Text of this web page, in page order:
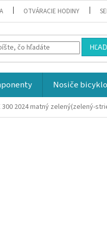
OTVÁRACIE HODINY
Nosiče
300 2024matný zelený(zelený-